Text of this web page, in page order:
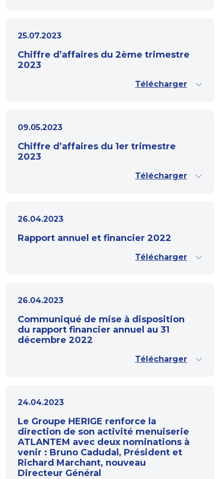
25.07.2023
Chiffre d’affaires du 2ème trimestre
2023
Télécharger
09.05.2023
Chiffre d’affaires du 1er trimestre
2023
Télécharger
26.04.2023
Rapport annuel et financier 2022
Télécharger
26.04.2023
Communiqué de mise à disposition
du rapport financier annuel au 31
décembre 2022
Télécharger
24.04.2023
Le Groupe HERIGE renforce la
direction de son activité menuiserie
ATLANTEM avec deux nominations à
venir : Bruno Cadudal, Président et
Richard Marchant, nouveau
Directeur Général